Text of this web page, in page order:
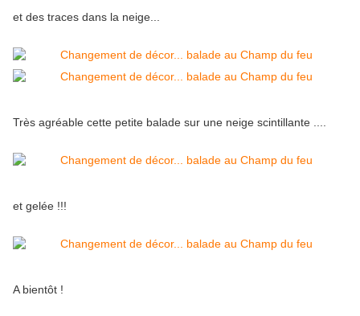
et des traces dans la neige...
Très agréable cette petite balade sur une neige scintillante ....
et gelée !!!
A bientôt !